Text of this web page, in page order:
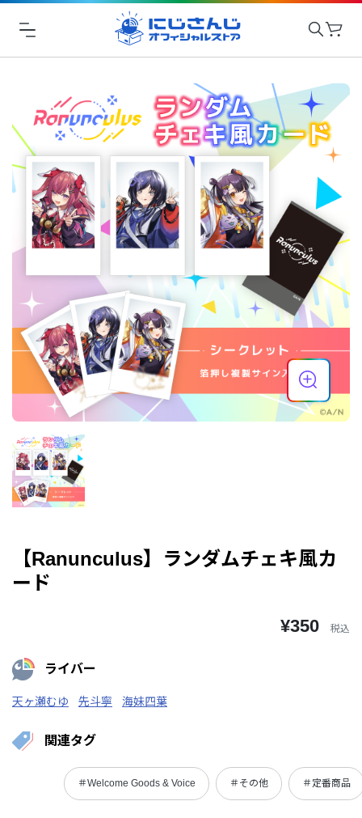
【Ranunculus】ランダムチェキ風カ
ード
¥350 税込
ライバー
天ヶ瀬むゆ 先斗寧 海妹四葉
関連タグ
＃Welcome Goods & Voice ＃その他 ＃定番商品